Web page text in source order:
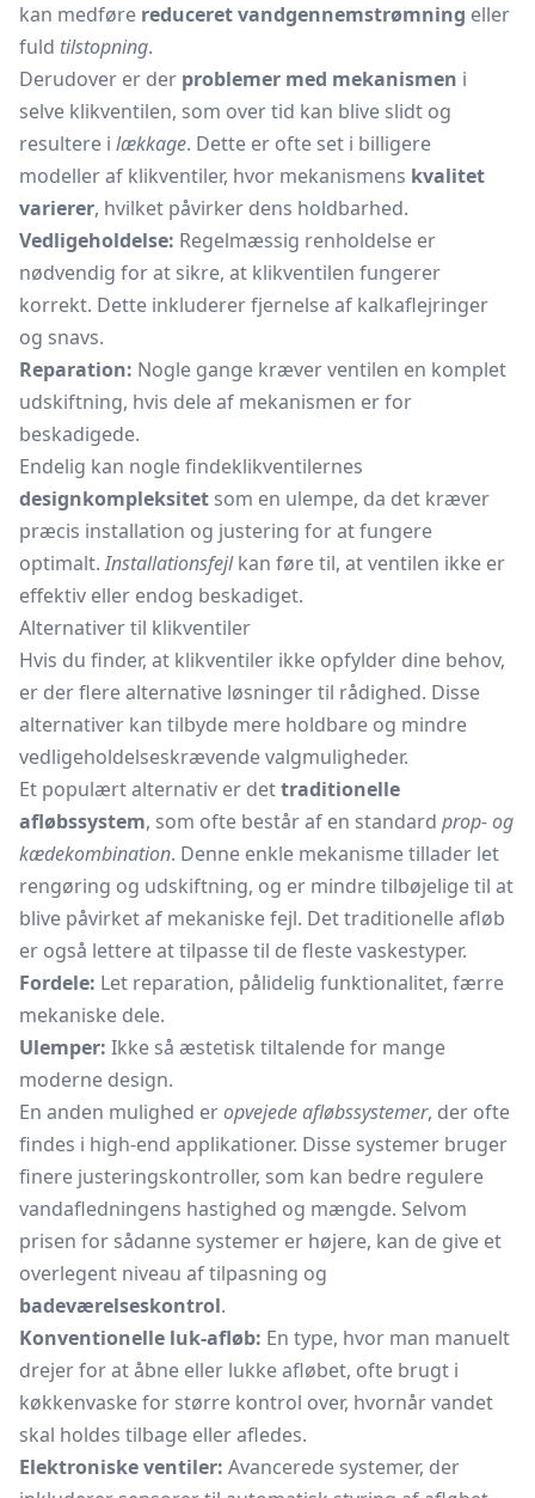
kan medføre reduceret vandgennemstrømning eller
fuld tilstopning.
Derudover er der problemer med mekanismen i
selve klikventilen, som over tid kan blive slidt og
resultere i lækkage. Dette er ofte set i billigere
modeller af klikventiler, hvor mekanismens kvalitet
varierer, hvilket påvirker dens holdbarhed.
Vedligeholdelse: Regelmæssig renholdelse er
nødvendig for at sikre, at klikventilen fungerer
korrekt. Dette inkluderer fjernelse af kalkaflejringer
og snavs.
Reparation: Nogle gange kræver ventilen en komplet
udskiftning, hvis dele af mekanismen er for
beskadigede.
Endelig kan nogle findeklikventilernes
designkompleksitet som en ulempe, da det kræver
præcis installation og justering for at fungere
optimalt.Installationsfejlkan føre til, at ventilen ikke er
effektiv eller endog beskadiget.
Alternativer til klikventiler
Hvis du finder, at klikventiler ikke opfylder dine behov,
er der flere alternative løsninger til rådighed. Disse
alternativer kan tilbyde mere holdbare og mindre
vedligeholdelseskrævende valgmuligheder.
Et populært alternativ er dettraditionelle
afløbssystem, som ofte består af en standard prop- og
kædekombination. Denne enkle mekanisme tillader let
rengøring og udskiftning, og er mindre tilbøjelige til at
blive påvirket af mekaniske fejl. Det traditionelle afløb
er også lettere at tilpasse til de fleste vaskestyper.
Fordele: Let reparation, pålidelig funktionalitet, færre
mekaniske dele.
Ulemper: Ikke så æstetisk tiltalende for mange
moderne design.
En anden mulighed eropvejede afløbssystemer, der ofte
findes i high-end applikationer. Disse systemer bruger
finere justeringskontroller, som kan bedre regulere
vandafledningens hastighed og mængde. Selvom
prisen for sådanne systemer er højere, kan de give et
overlegent niveau af tilpasning og
badeværelseskontrol.
Konventionelle luk-afløb: En type, hvor man manuelt
drejer for at åbne eller lukke afløbet, ofte brugt i
køkkenvaske for større kontrol over, hvornår vandet
skal holdes tilbage eller afledes.
Elektroniske ventiler: Avancerede systemer, der